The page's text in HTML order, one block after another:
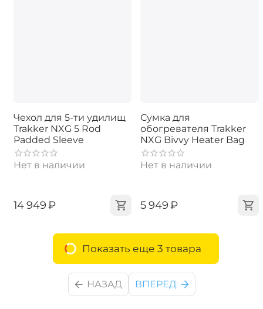
Чехол для 5-ти удилищ
Trakker NXG 5 Rod
Padded Sleeve
Нет в наличии
‍14 949‍₽
Сумка для
обогревателя Trakker
NXG Bivvy Heater Bag
Нет в наличии
‍5 949‍₽
Показать еще 3 товара
НАЗАД ВПЕРЕД